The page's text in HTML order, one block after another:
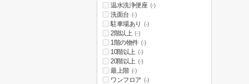
温水洗浄便座 (-)
洗面台 (-)
駐車場あり (-)
2階以上 (-)
1階の物件 (-)
10階以上 (-)
20階以上 (-)
最上階 (-)
ワンフロア (-)